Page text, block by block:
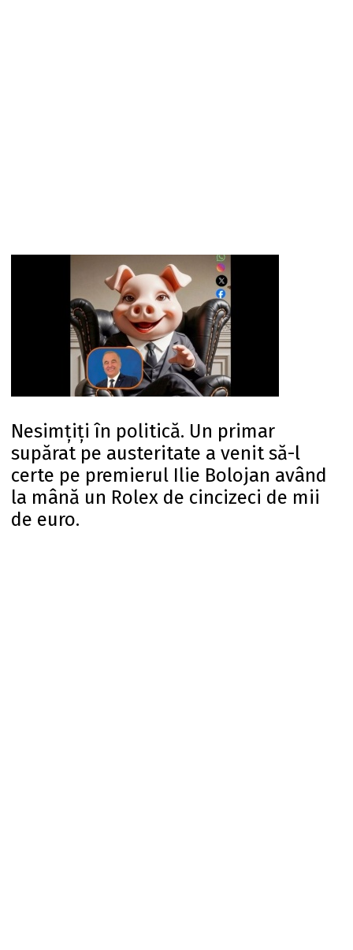
Nesimțiți în politică. Un primar
supărat pe austeritate a venit să-l
certe pe premierul Ilie Bolojan având
la mână un Rolex de cincizeci de mii
de euro.